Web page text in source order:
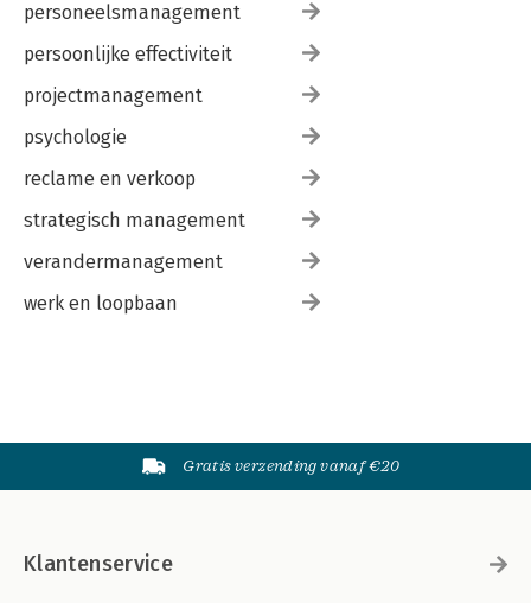
personeelsmanagement
persoonlijke effectiviteit
projectmanagement
psychologie
reclame en verkoop
strategisch management
verandermanagement
werk en loopbaan
Gratis verzending vanaf €20
Klantenservice